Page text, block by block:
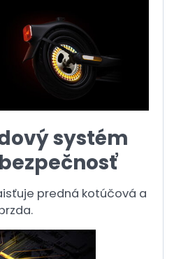
systém
predná kotúčová a